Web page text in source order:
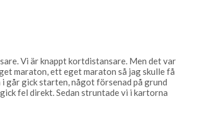
Vi är knappt kortdistansare. Men det var
maraton, ett eget maraton så jag skulle få
går gick starten, något försenad på grund
fel direkt. Sedan struntade vi i kartorna